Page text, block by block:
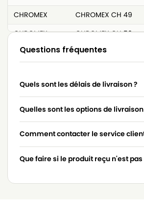
CHROMEX
CHROMEX CH 49
CHROMEX
CHROMEX CH 50
CHROMEX
CHROMEX CH 52
CHROMEX
CHROMEX FORCE 20
CHROMEX
CHROMEX OURAGAN
CHROMEX
CHROMEX ROBOT
Questions fréquentes
Quels sont les délais de livraison ?
Quelles sont les options de livraison
Comment contacter le service
Que faire si le produit reçu n'est